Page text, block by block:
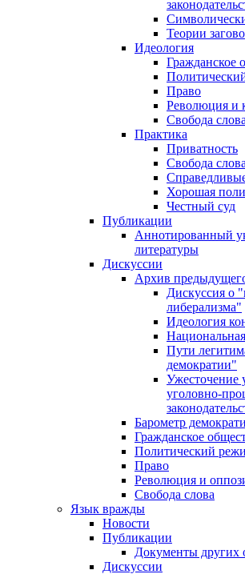
Теории
Идеология
Гражданское
Право
Революция и
Свобода слова
Практика
Приватность
Свобода слова
Хорошая
Честный суд
Публикации
Аннотированный
литературы
Дискуссии
Архив
Дискуссия о
либерализма"
Идеология
Пути
демократии"
Ужесточение
уголовно-
Барометр
Гражданское
Политический
Право
Революция и
Свобода слова
Язык вражды
Новости
Публикации
Документы других
Дискуссии